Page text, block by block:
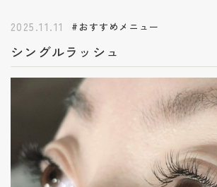
2025.11.11 #おすすめメニュー
シングルラッシュ